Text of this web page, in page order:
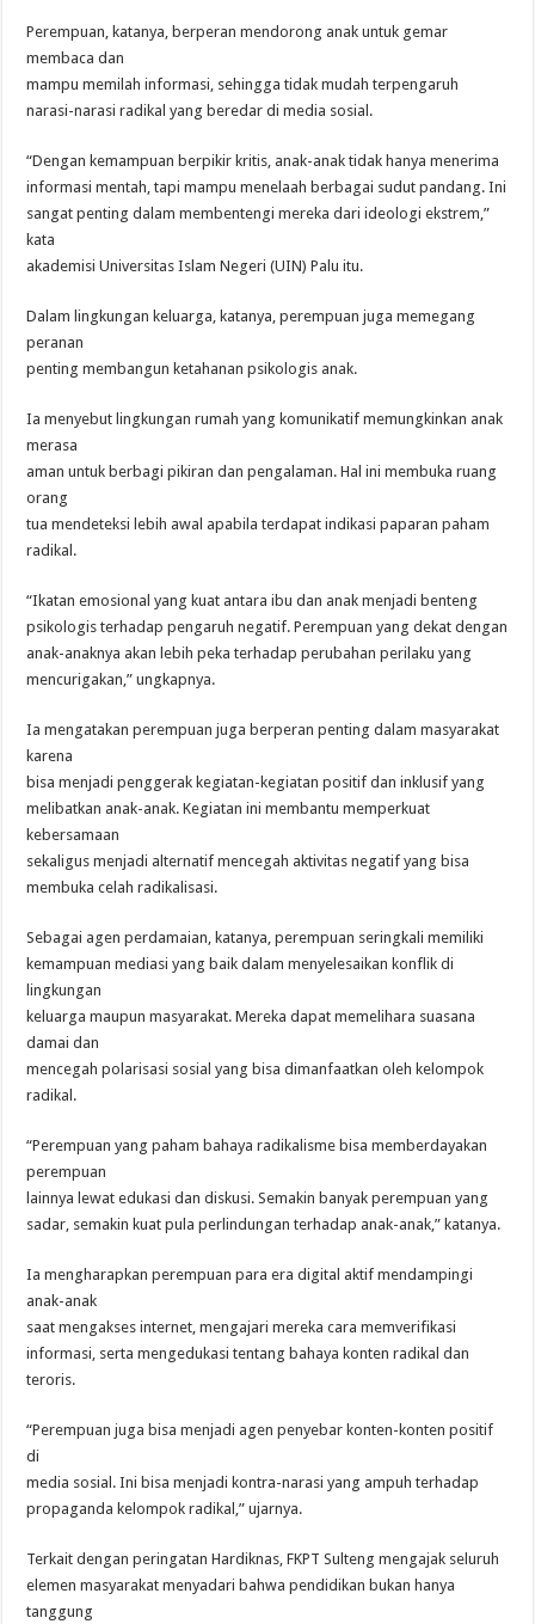
Perempuan, katanya, berperan mendorong anak untuk gemar
membaca dan
mampu memilah informasi, sehingga tidak mudah terpengaruh
narasi-narasi radikal yang beredar di media sosial.
“Dengan kemampuan berpikir kritis, anak-anak tidak hanya menerima
informasi mentah, tapi mampu menelaah berbagai sudut pandang. Ini
sangat penting dalam membentengi mereka dari ideologi ekstrem,”
kata
akademisi Universitas Islam Negeri (UIN) Palu itu.
Dalam lingkungan keluarga, katanya, perempuan juga memegang
peranan
penting membangun ketahanan psikologis anak.
Ia menyebut lingkungan rumah yang komunikatif memungkinkan anak
merasa
aman untuk berbagi pikiran dan pengalaman. Hal ini membuka ruang
orang
tua mendeteksi lebih awal apabila terdapat indikasi paparan paham
radikal.
“Ikatan emosional yang kuat antara ibu dan anak menjadi benteng
psikologis terhadap pengaruh negatif. Perempuan yang dekat dengan
anak-anaknya akan lebih peka terhadap perubahan perilaku yang
mencurigakan,” ungkapnya.
Ia mengatakan perempuan juga berperan penting dalam masyarakat
karena
bisa menjadi penggerak kegiatan-kegiatan positif dan inklusif yang
melibatkan anak-anak. Kegiatan ini membantu memperkuat
kebersamaan
sekaligus menjadi alternatif mencegah aktivitas negatif yang bisa
membuka celah radikalisasi.
Sebagai agen perdamaian, katanya, perempuan seringkali memiliki
kemampuan mediasi yang baik dalam menyelesaikan konflik di
lingkungan
keluarga maupun masyarakat. Mereka dapat memelihara suasana
damai dan
mencegah polarisasi sosial yang bisa dimanfaatkan oleh kelompok
radikal.
“Perempuan yang paham bahaya radikalisme bisa memberdayakan
perempuan
lainnya lewat edukasi dan diskusi. Semakin banyak perempuan yang
sadar, semakin kuat pula perlindungan terhadap anak-anak,” katanya.
Ia mengharapkan perempuan para era digital aktif mendampingi
anak-anak
saat mengakses internet, mengajari mereka cara memverifikasi
informasi, serta mengedukasi tentang bahaya konten radikal dan
teroris.
“Perempuan juga bisa menjadi agen penyebar konten-konten positif
di
media sosial. Ini bisa menjadi kontra-narasi yang ampuh terhadap
propaganda kelompok radikal,” ujarnya.
Terkait dengan peringatan Hardiknas, FKPT Sulteng mengajak seluruh
elemen masyarakat menyadari bahwa pendidikan bukan hanya
tanggung